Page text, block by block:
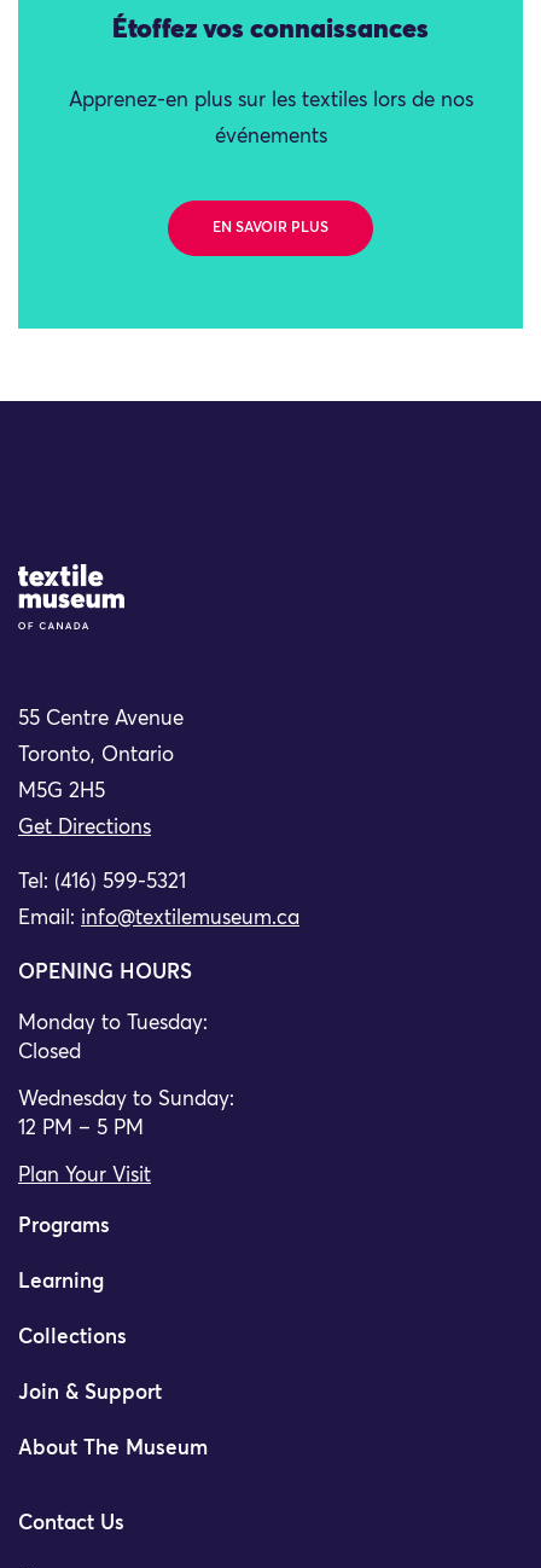
Étoffez vos connaissances
Apprenez-en plus sur les textiles lors de nos
événements
EN SAVOIR PLUS
Site Logo
55 Centre Avenue
Toronto, Ontario
M5G 2H5
Get Directions
Tel: (416) 599-5321
Email: info@textilemuseum.ca
OPENING HOURS
Monday to Tuesday:
Closed
Wednesday to Sunday:
12 PM – 5 PM
Plan Your Visit
Programs
Learning
Collections
Join & Support
About The Museum
Contact Us